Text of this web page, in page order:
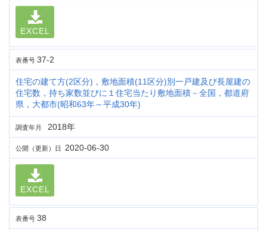
EXCEL
表番号 37-2
住宅の建て方(2区分)，敷地面積(11区分)別一戸建及び長屋建の
住宅数，持ち家数並びに１住宅当たり敷地面積－全国，都道府
県，大都市(昭和63年～平成30年)
調査年月 2018年
公開（更新）日 2020-06-30
EXCEL
表番号 38